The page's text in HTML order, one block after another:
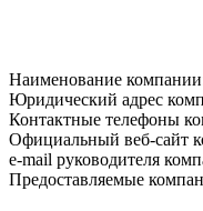
Наименование
Юридический адрес
Контактные телефоны
Официальный веб-сайт
e-mail руководителя
Предоставляемые